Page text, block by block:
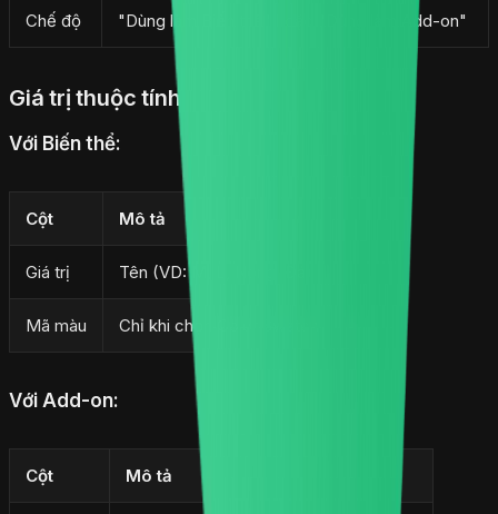
Chế độ "Dùng làm Biến thể" hoặc "Dùng làm Add-on"
Giá trị thuộc tính
Với Biến thể:
Cột Mô tả
Giá trị Tên (VD: M, L, Nóng, Đá)
Mã màu Chỉ khi chọn Color Swatch
Với Add-on:
Cột Mô tả